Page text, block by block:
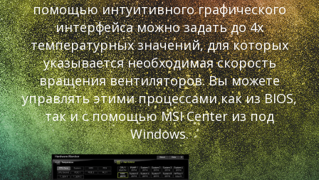
помощью интуитивного графического
интерфейса можно задать до 4х
температурных значений, для которых
указывается необходимая скорость
вращения вентиляторов. Вы можете
управлять этими процессами как из BIOS,
так и с помощью MSI Center из под
Windows.